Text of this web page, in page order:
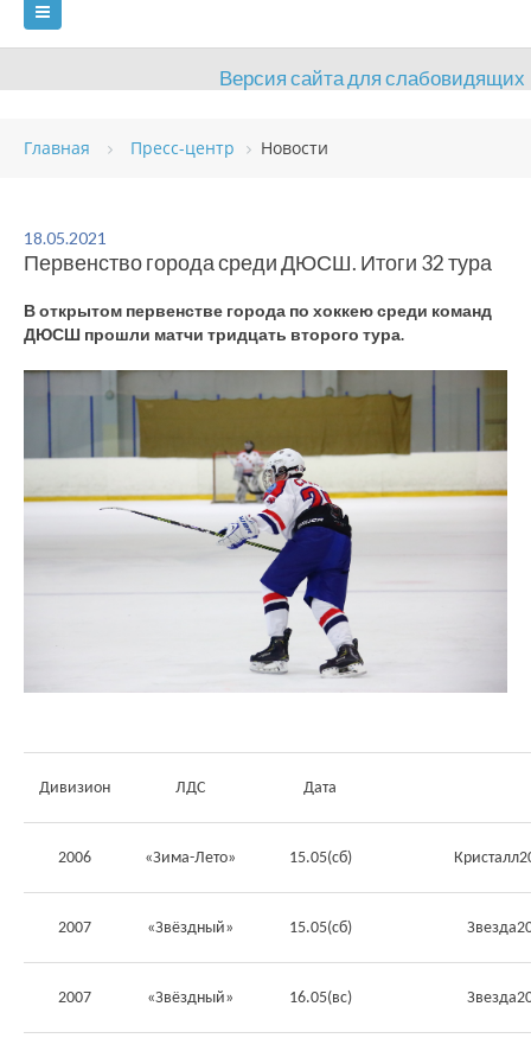
Версия сайта для слабовидящих
ГЛАВНАЯ
ВИДЫ СПОРТА
ОЦЕНКА КАЧЕСТВА ОБРАЗОВАНИЯ ВАКАНСИИ
ПЛАТНЫЕ УСЛУГИ КОНТАКТЫ
Главная Пресс-центр Новости
18.05.2021
Первенство города среди ДЮСШ. Итоги 32 тура
В открытом первенстве города по хоккею среди команд
ДЮСШ прошли матчи тридцать второго тура.
Дивизион ЛДС Дата
2006 «Зима-Лето» 15.05(сб)
2007 «Звёздный» 15.05(сб)
2007 «Звёздный» 16.05(вс)